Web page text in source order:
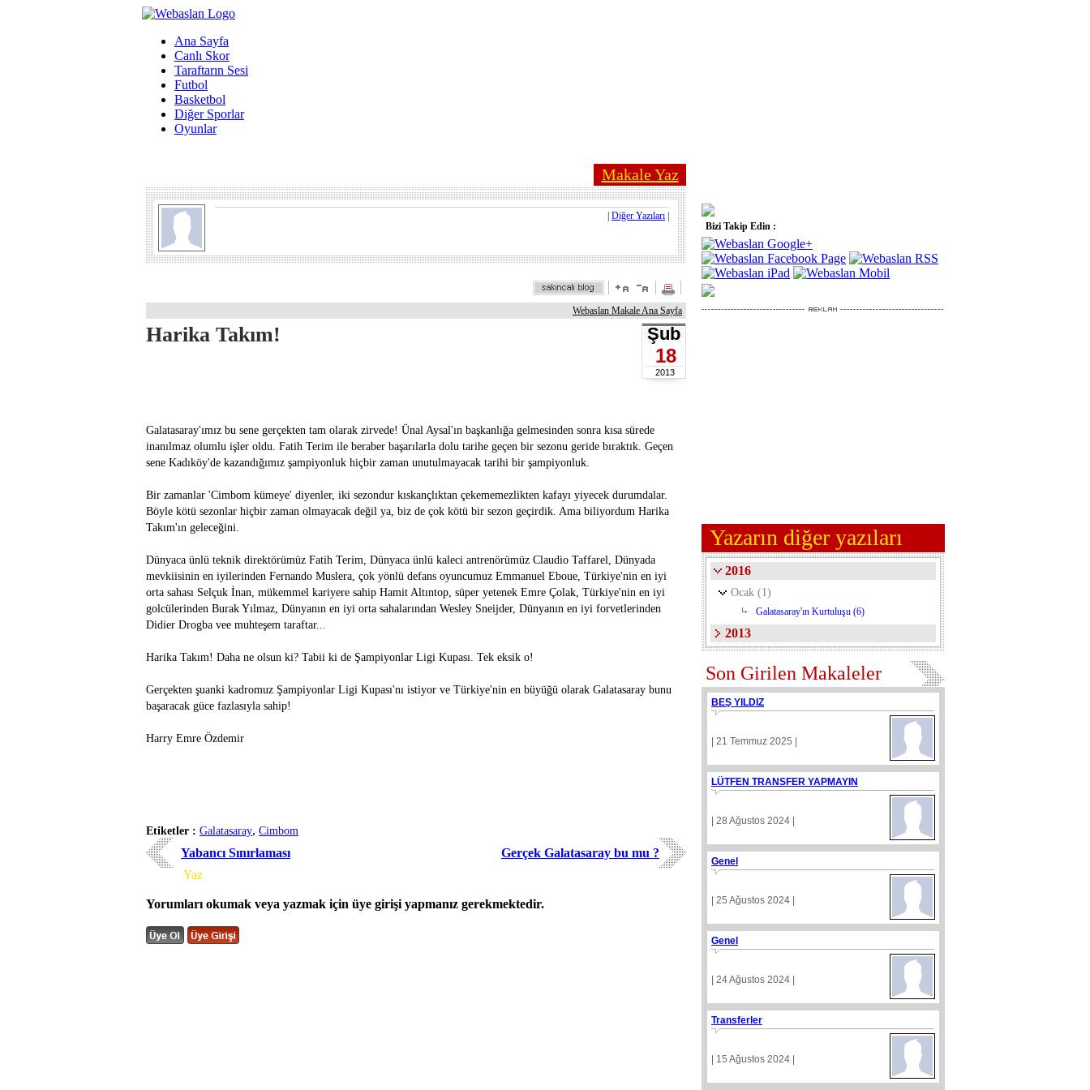
Ana Sayfa
Canlı Skor
Taraftarın Sesi
Futbol
Basketbol
Diğer Sporlar
Oyunlar
Makale Yaz
Diğer Yazıları
Webaslan Makale Ana Sayfa
Harika Takım! Şub
18
2013
Galatasaray'ımız bu sene gerçekten tam olarak zirvede! Ünal Aysal'ın başkanlığa gelmesinden sonra kısa sürede
inanılmaz olumlu işler oldu. Fatih Terim ile beraber başarılarla dolu tarihe geçen bir sezonu geride bıraktık. Geçen
sene Kadıköy'de kazandığımız şampiyonluk hiçbir zaman unutulmayacak tarihi bir şampiyonluk.
Bir zamanlar 'Cimbom kümeye' diyenler, iki sezondur kıskançlıktan çekememezlikten kafayı yiyecek durumdalar.
Böyle kötü sezonlar hiçbir zaman olmayacak değil ya, biz de çok kötü bir sezon geçirdik. Ama biliyordum Harika
Takım'ın geleceğini.
Dünyaca ünlü teknik direktörümüz Fatih Terim, Dünyaca ünlü kaleci antrenörümüz Claudio Taffarel, Dünyada
mevkiisinin en iyilerinden Fernando Muslera, çok yönlü defans oyuncumuz Emmanuel Eboue, Türkiye'nin en iyi
orta sahası Selçuk İnan, mükemmel kariyere sahip Hamit Altıntop, süper yetenek Emre Çolak, Türkiye'nin en iyi
golcülerinden Burak Yılmaz, Dünyanın en iyi orta sahalarından Wesley Sneijder, Dünyanın en iyi forvetlerinden
Didier Drogba vee muhteşem taraftar...
Harika Takım! Daha ne olsun ki? Tabii ki de Şampiyonlar Ligi Kupası. Tek eksik o!
Gerçekten şuanki kadromuz Şampiyonlar Ligi Kupası'nı istiyor ve Türkiye'nin en büyüğü olarak Galatasaray bunu
başaracak güce fazlasıyla sahip!
Harry Emre Özdemir
Etiketler : Galatasaray, Cimbom
Yabancı Sınırlaması
Gerçek Galatasaray bu mu ?
Yaz
Yorumları okumak veya yazmak için üye girişi yapmanız gerekmektedir.
Bizi Takip Edin :
Yazarın diğer yazıları
2016
Ocak (1)
Galatasaray'ın Kurtuluşu (6)
2013
Son Girilen Makaleler
BEŞ YILDIZ
| 21 Temmuz 2025 |
LÜTFEN TRANSFER YAPMAYIN
| 28 Ağustos 2024 |
Genel
| 25 Ağustos 2024 |
Genel
| 24 Ağustos 2024 |
Transferler
| 15 Ağustos 2024 |